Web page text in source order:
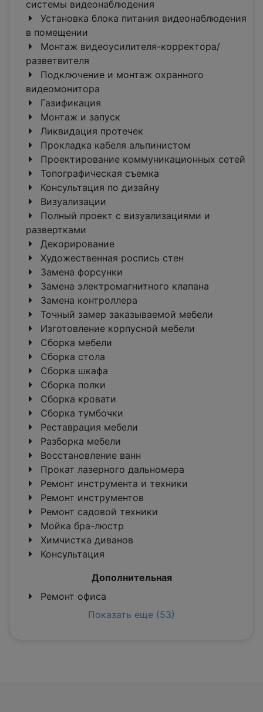
системы видеонаблюдения
Установка блока питания видеонаблюдения
в помещении
Монтаж видеоусилителя-корректора/
разветвителя
Подключение и монтаж охранного
видеомонитора
Газификация
Монтаж и запуск
Ликвидация протечек
Прокладка кабеля альпинистом
Проектирование коммуникационных сетей
Топографическая съемка
Консультация по дизайну
Визуализации
Полный проект с визуализациями и
развертками
Декорирование
Художественная роспись стен
Замена форсунки
Замена электромагнитного клапана
Замена контроллера
Точный замер заказываемой мебели
Изготовление корпусной мебели
Сборка мебели
Сборка стола
Сборка шкафа
Сборка полки
Сборка кровати
Сборка тумбочки
Реставрация мебели
Разборка мебели
Восстановление ванн
Прокат лазерного дальномера
Ремонт инструмента и техники
Ремонт инструментов
Ремонт садовой техники
Мойка бра-люстр
Химчистка диванов
Консультация
Дополнительная
Ремонт офиса
Показать еще (53)